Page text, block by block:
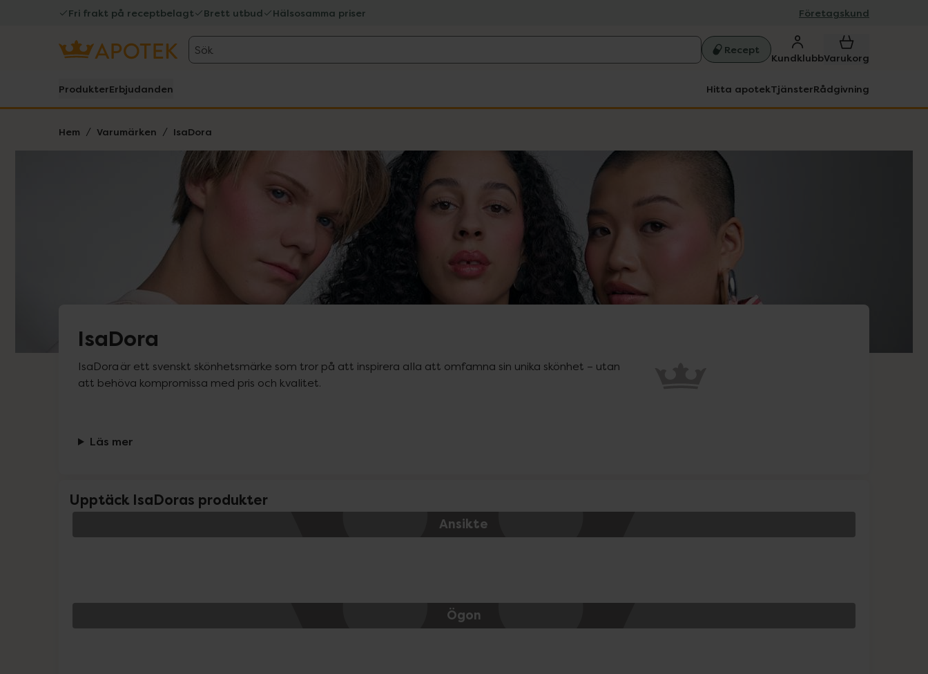
Fri frakt på receptbelagt Brett utbud Hälsosamma priser Företagskund
Sök Recept
KundklubbVarukorg
ProdukterErbjudanden Hitta apotekTjänsterRådgivning
Hem Varumärken IsaDora
IsaDora
IsaDora är ett svenskt skönhetsmärke som tror på att inspirera alla att omfamna sin unika skönhet – utan
att behöva kompromissa med pris och kvalitet.
Läs mer
Upptäck IsaDoras produkter
Ansikte
Ögon